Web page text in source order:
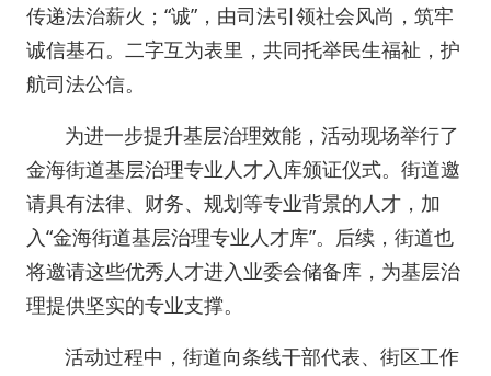
传递法治薪火；“诚”，由司法引领社会风尚，筑牢
诚信基石。二字互为表里，共同托举民生福祉，护
航司法公信。
为进一步提升基层治理效能，活动现场举行了
金海街道基层治理专业人才入库颁证仪式。街道邀
请具有法律、财务、规划等专业背景的人才，加
入“金海街道基层治理专业人才库”。后续，街道也
将邀请这些优秀人才进入业委会储备库，为基层治
理提供坚实的专业支撑。
活动过程中，街道向条线干部代表、街区工作